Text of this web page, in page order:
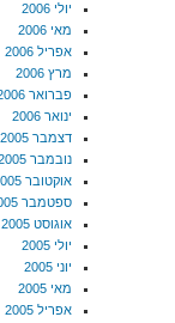
יולי 2006
מאי 2006
אפריל 2006
מרץ 2006
פברואר 2006
ינואר 2006
דצמבר 2005
נובמבר 2005
אוקטובר 2005
ספטמבר 2005
אוגוסט 2005
יולי 2005
יוני 2005
מאי 2005
אפריל 2005